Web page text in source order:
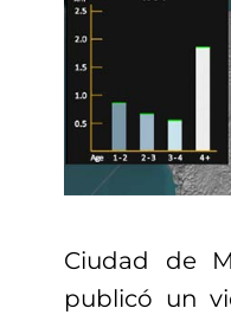
Ciudad de
publicó un